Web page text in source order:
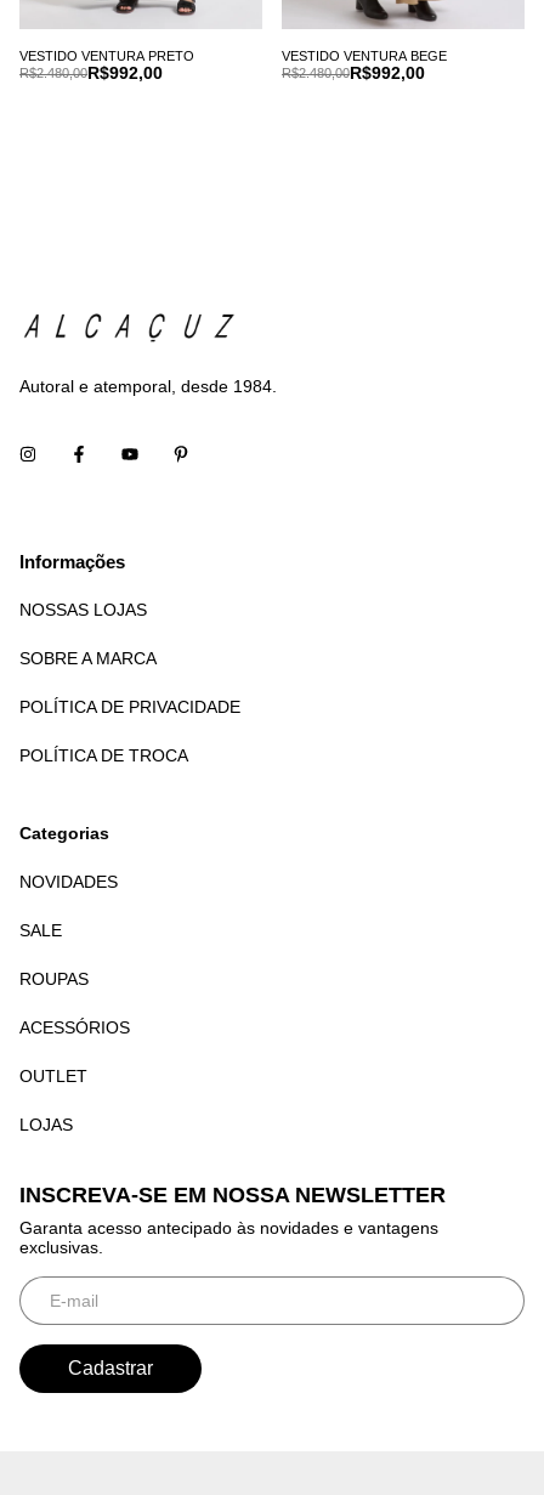
VESTIDO VENTURA PRETO
R$992,00
R$2.480,00
VESTIDO VENTURA BEGE
R$992,00
R$2.480,00
Autoral e atemporal, desde 1984.
Informações
NOSSAS LOJAS
SOBRE A MARCA
POLÍTICA DE PRIVACIDADE
POLÍTICA DE TROCA
Categorias
NOVIDADES
SALE
ROUPAS
ACESSÓRIOS
OUTLET
LOJAS
INSCREVA-SE EM NOSSA NEWSLETTER
Garanta acesso antecipado às novidades e vantagens
exclusivas.